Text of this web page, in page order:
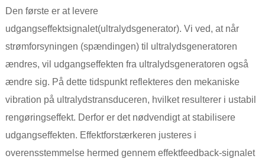
Den første er at levere
udgangseffektsignalet(ultralydsgenerator). Vi ved, at når
strømforsyningen (spændingen) til ultralydsgeneratoren
ændres, vil udgangseffekten fra ultralydsgeneratoren også
ændre sig. På dette tidspunkt reflekteres den mekaniske
vibration på ultralydstransduceren, hvilket resulterer i ustabil
rengøringseffekt. Derfor er det nødvendigt at stabilisere
udgangseffekten. Effektforstærkeren justeres i
overensstemmelse hermed gennem effektfeedback-signalet